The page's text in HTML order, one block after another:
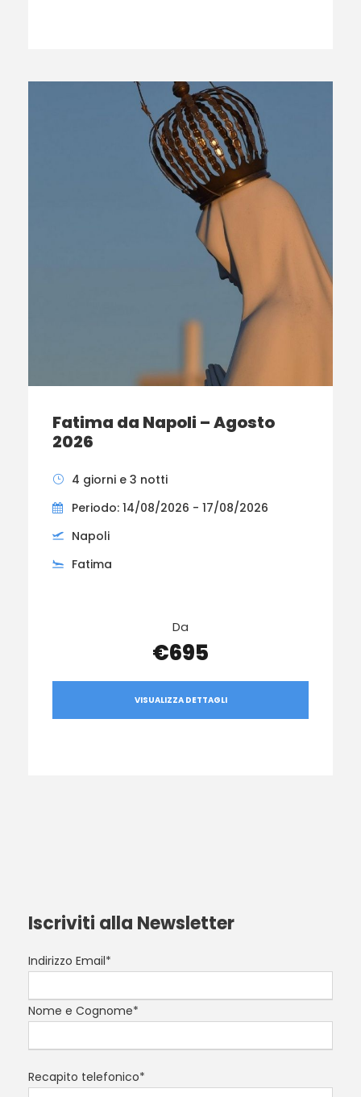
Fatima da Napoli – Agosto
2026
4 giorni e 3 notti
Periodo: 14/08/2026 - 17/08/2026
Napoli
Fatima
Da
€695
VISUALIZZA DETTAGLI
Iscriviti alla Newsletter
Indirizzo Email*
Nome e Cognome*
Recapito telefonico*